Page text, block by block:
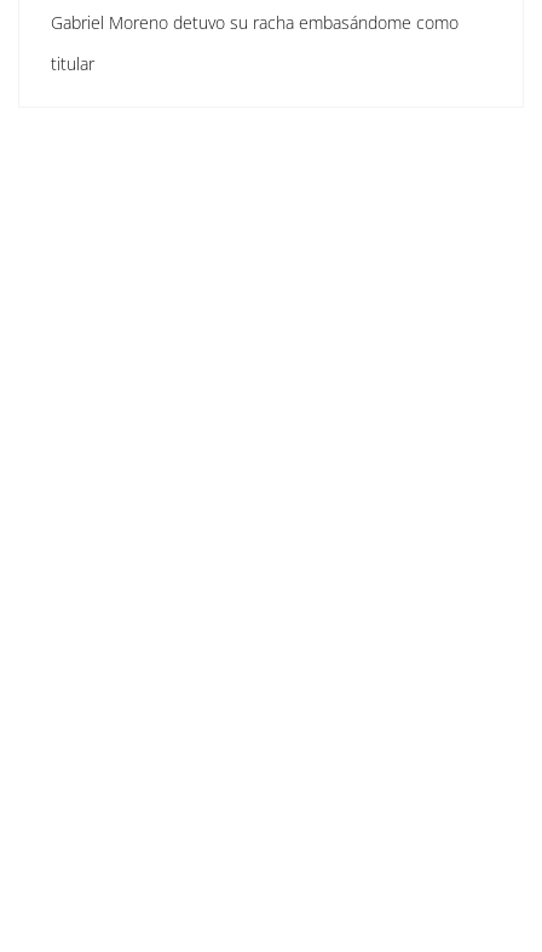
Gabriel Moreno detuvo su racha embasándome como
titular